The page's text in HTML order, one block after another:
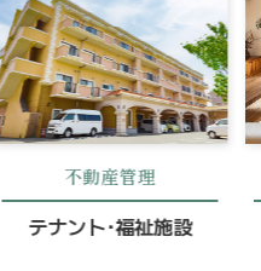
不動産管理
テナント･福祉施設
ー
ア
イ
テ